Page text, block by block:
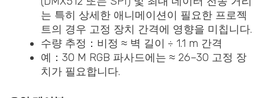
는 특히 상세한 애니메이션이 필요한 프로젝
트의 경우 고정 장치 간격에 영향을 미칩니다.
수량 추정：비정 ≈ 벽 길이 ÷ 1.1 m 간격
예：30 M RGB 파사드에는 ≈ 26–30 고정 장
치가 필요합니다.